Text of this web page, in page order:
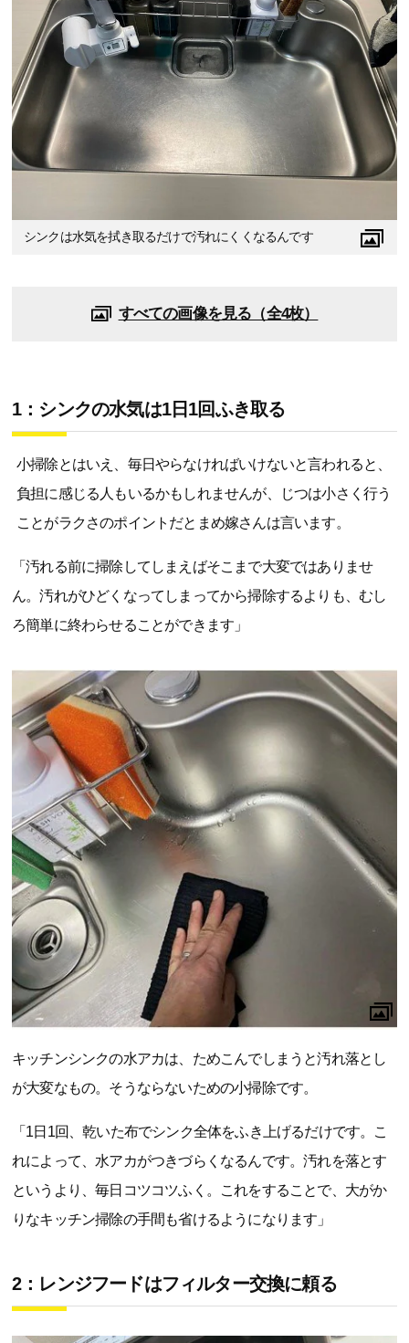
シンクは水気を拭き取るだけで汚れにくくなるんです
すべての画像を見る（全4枚）
1：シンクの水気は1日1回ふき取る
小掃除とはいえ、毎日やらなければいけないと言われると、
負担に感じる人もいるかもしれませんが、じつは小さく行う
ことがラクさのポイントだとまめ嫁さんは言います。
「汚れる前に掃除してしまえばそこまで大変ではありませ
ん。汚れがひどくなってしまってから掃除するよりも、むし
ろ簡単に終わらせることができます」
キッチンシンクの水アカは、ためこんでしまうと汚れ落とし
が大変なもの。そうならないための小掃除です。
「1日1回、乾いた布でシンク全体をふき上げるだけです。こ
れによって、水アカがつきづらくなるんです。汚れを落とす
というより、毎日コツコツふく。これをすることで、大がか
りなキッチン掃除の手間も省けるようになります」
2：レンジフードはフィルター交換に頼る